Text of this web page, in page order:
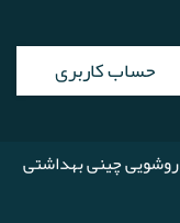
حساب کاربری
روشویی چینی بهداشتی